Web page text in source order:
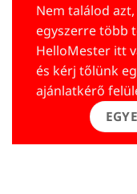
Nem találod
egyszerre több
HelloMester itt
és kérj tőlünk
ajánlatkérő